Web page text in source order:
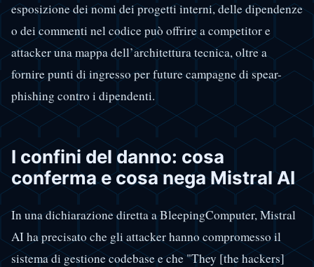
esposizione dei nomi dei progetti interni, delle dipendenze
o dei commenti nel codice può offrire a competitor e
attacker una mappa dell’architettura tecnica, oltre a
fornire punti di ingresso per future campagne di spear-
phishing contro i dipendenti.
I confini del danno: cosa
conferma e cosa nega Mistral AI
In una dichiarazione diretta a BleepingComputer, Mistral
AI ha precisato che gli attacker hanno compromesso il
sistema di gestione codebase e che "They [the hackers]